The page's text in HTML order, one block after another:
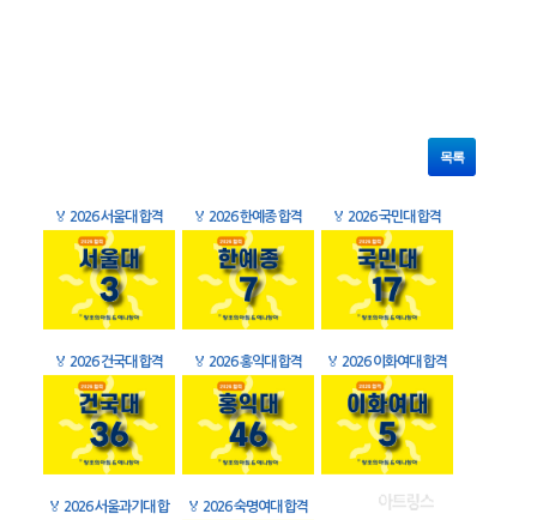
목록
🏅 2026 서울대 합격 🏅 2026 한예종 합격 🏅 2026 국민대 합격
🏅 2026 건국대 합격 🏅 2026 홍익대 합격 🏅 2026 이화여대 합격
🏅 2026 서울과기대 합
🏅 2026 숙명여대 합격